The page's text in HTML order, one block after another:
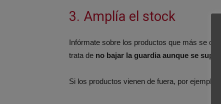
3. Amplía el stock
Infórmate sobre los productos que más se
trata de no bajar la guardia aunque se
Si los productos vienen de fuera, por ejemplo